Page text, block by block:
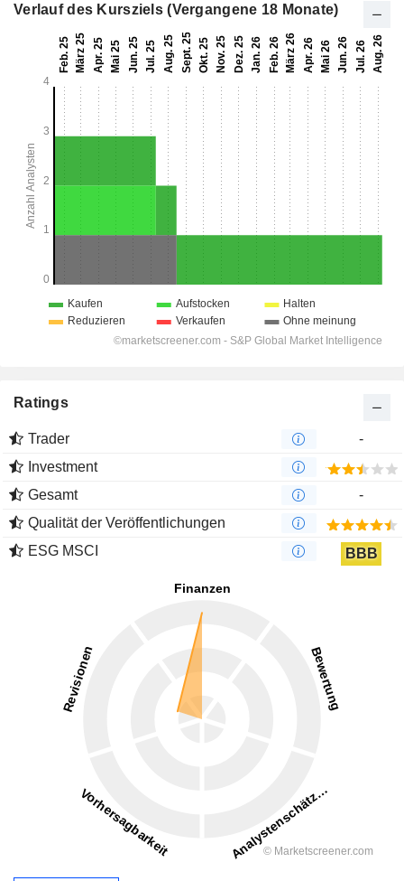
Verlauf des Kursziels (Vergangene 18 Monate)
Ratings
Trader
-
Investment
Gesamt
-
Qualität der Veröffentlichungen
ESG MSCI
BBB